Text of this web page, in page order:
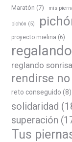
Maratón (7) mis
pichón (5)
proyecto mielina (6)
reglando
rendirse
reto conseguido (8)
solidaridad
superación
Tus